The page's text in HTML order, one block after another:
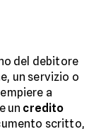
del debitore
un servizio o
a
un credito
scritto,